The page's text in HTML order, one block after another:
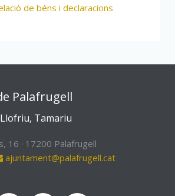
de béns i declaracions
Palafrugell
Tamariu
16 · 17200 Palafrugell
ajuntament@palafrugell.cat